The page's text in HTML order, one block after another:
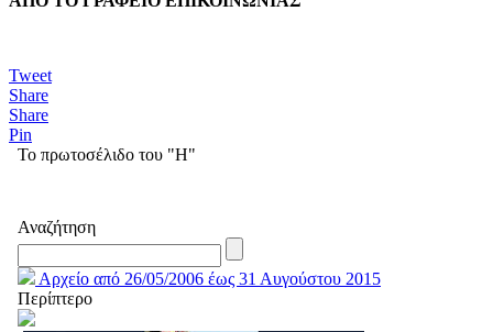
Tweet
Share
Share
Pin
Το πρωτοσέλιδο του "Η"
Αναζήτηση
Αρχείο από 26/05/2006 έως 31 Αυγούστου 2015
Περίπτερο